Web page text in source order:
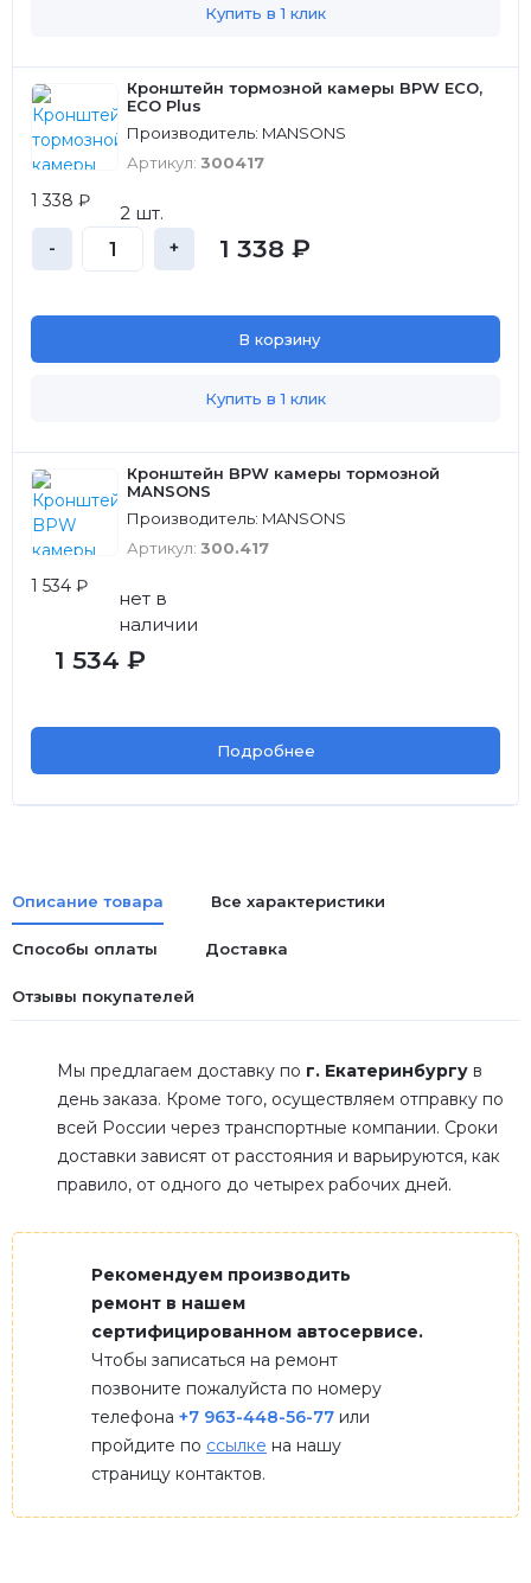
Купить в 1 клик
Кронштейн тормозной камеры BPW ECO,
ECO Plus
Производитель: MANSONS
Артикул: 300417
1 338 ₽
2 шт.
- + 1 338 ₽
В корзину
Купить в 1 клик
Кронштейн BPW камеры тормозной
MANSONS
Производитель: MANSONS
Артикул: 300.417
1 534 ₽
нет в
наличии
1 534 ₽
Подробнее
Описание товара Все характеристики
Способы оплаты Доставка
Отзывы покупателей
Мы предлагаем доставку по г. Екатеринбургу в
день заказа. Кроме того, осуществляем отправку по
всей России через транспортные компании. Сроки
доставки зависят от расстояния и варьируются, как
правило, от одного до четырех рабочих дней.
Рекомендуем производить
ремонт в нашем
сертифицированном автосервисе.
Чтобы записаться на ремонт
позвоните пожалуйста по номеру
телефона +7 963-448-56-77 или
пройдите по ссылке на нашу
страницу контактов.